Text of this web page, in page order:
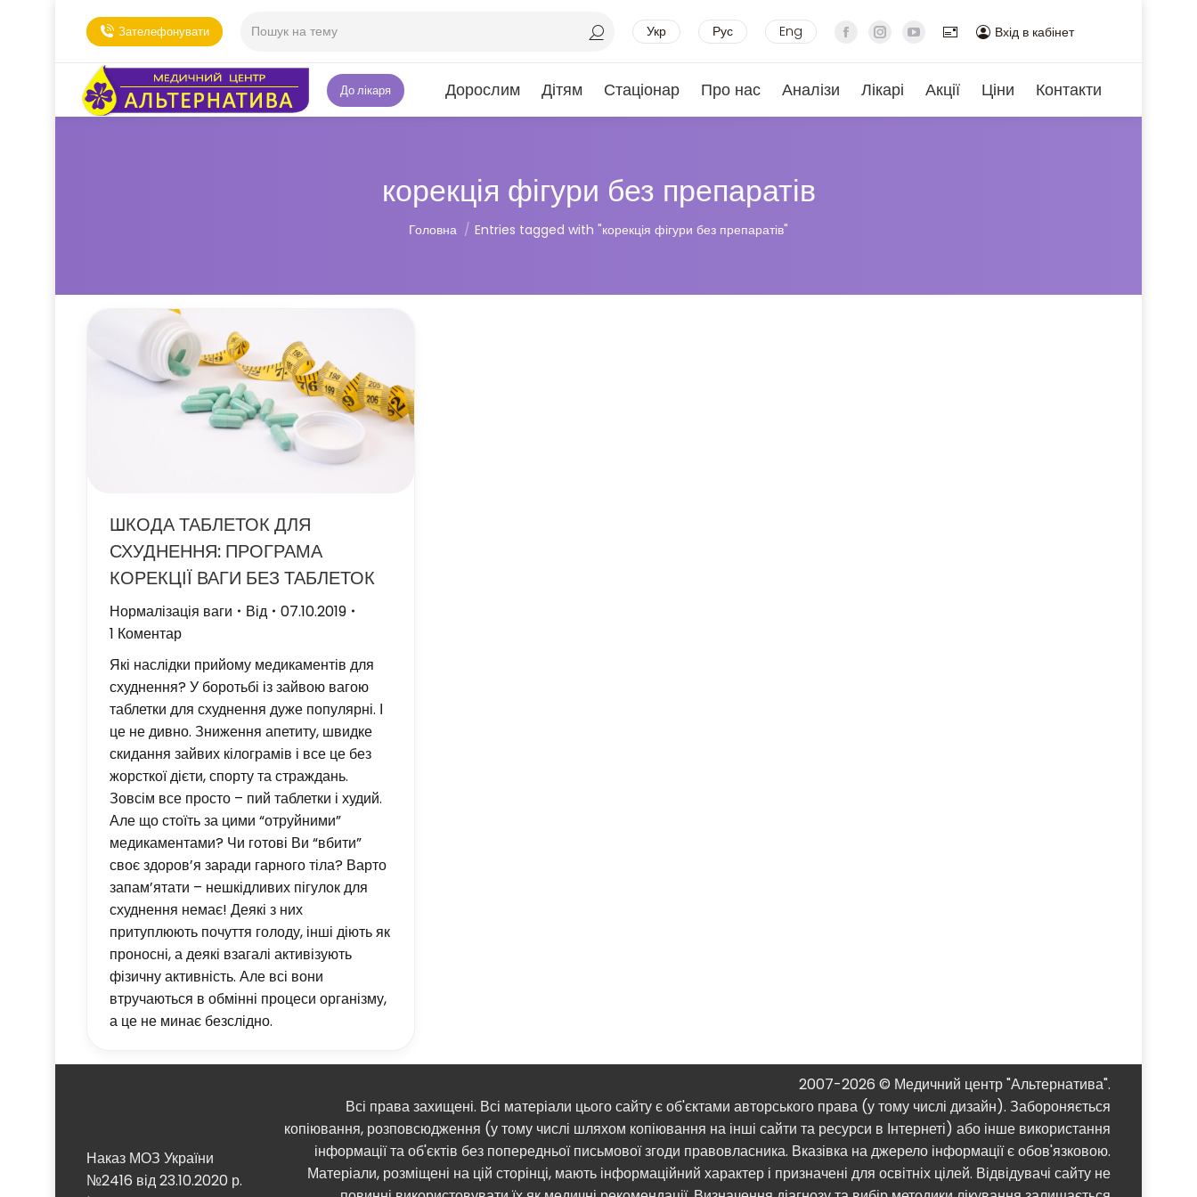
Зателефонувати Укр Рус Eng Вхід в кабінет
Дорослим Дітям Стаціонар Про нас Аналізи Лікарі Акції Ціни Контакти
До лікаря
корекція фігури без препаратів
Ви тут:
Головна Entries tagged with "корекція фігури без препаратів"
ШКОДА ТАБЛЕТОК ДЛЯ
СХУДНЕННЯ: ПРОГРАМА
КОРЕКЦІЇ ВАГИ БЕЗ ТАБЛЕТОК
Нормалізація ваги Від
07.10.2019
1 Коментар
Які наслідки прийому медикаментів для
схуднення? У боротьбі із зайвою вагою
таблетки для схуднення дуже популярні. І
це не дивно. Зниження апетиту, швидке
скидання зайвих кілограмів і все це без
жорсткої дієти, спорту та страждань.
Зовсім все просто – пий таблетки і худий.
Але що стоїть за цими “отруйними”
медикаментами? Чи готові Ви “вбити”
своє здоров’я заради гарного тіла? Варто
запам’ятати – нешкідливих пігулок для
схуднення немає! Деякі з них
притуплюють почуття голоду, інші діють як
проносні, а деякі взагалі активізують
фізичну активність. Але всі вони
втручаються в обмінні процеси організму,
а це не минає безслідно.
Наказ МОЗ України
№2416 від 23.10.2020 р.
2007-2026 © Медичний центр "Альтернатива".
Всі права захищені. Всі матеріали цього сайту є об'єктами авторського права (у тому числі дизайн). Забороняється
копіювання, розповсюдження (у тому числі шляхом копіювання на інші сайти та ресурси в Інтернеті) або інше використання
інформації та об'єктів без попередньої письмової згоди правовласника. Вказівка ​​на джерело інформації є обов'язковою.
Матеріали, розміщені на цій сторінці, мають інформаційний характер і призначені для освітніх цілей. Відвідувачі сайту не